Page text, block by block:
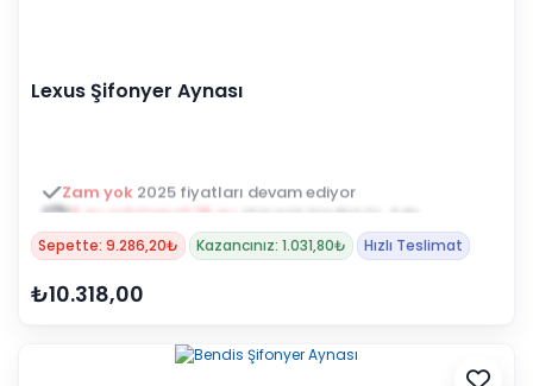
Lexus Şifonyer Aynası
3 ay ertelemeli 18 ayalışveriş kredisiyle öde
Sepette: 9.286,20₺ Kazancınız: 1.031,80₺ Hızlı Teslimat
₺10.318,00